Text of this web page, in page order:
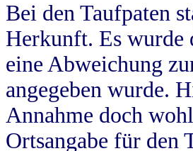
Bei den Taufpaten
Herkunft. Es wurde
eine Abweichung
angegeben wurde.
Annahme doch
Ortsangabe für den